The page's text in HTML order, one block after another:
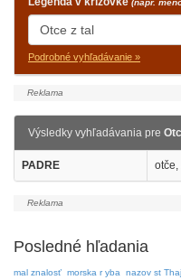
(napr.
Podrobné vyhľadávanie »
Výsledky vyhľadávania pre
PADRE otče,
Posledné hľadania
mal znalosť morska r yba nazov st